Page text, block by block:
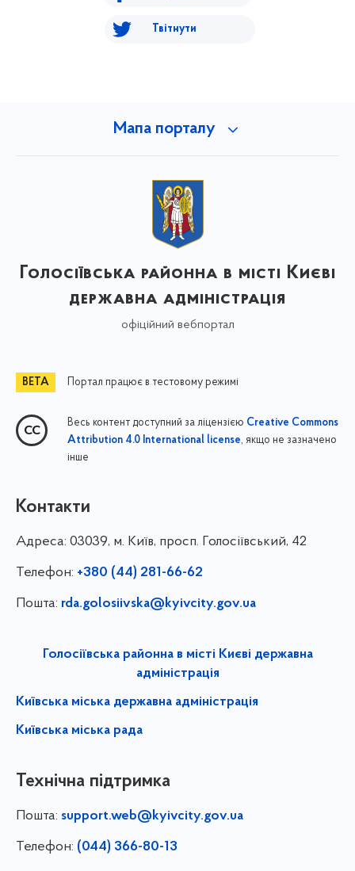
Твітнути
Мапа порталу
Голосіївська районна в місті Києві
державна адміністрація
офіційний вебпортал
Портал працює в тестовому режимі
Весь контент доступний за ліцензією Creative Commons
Attribution 4.0 International license, якщо не зазначено
інше
Контакти
Адреса: 03039, м. Київ, просп. Голосіївський, 42
Телефон: +380 (44) 281-66-62
Пошта: rda.golosiivska@kyivcity.gov.ua
Голосіївська районна в місті Києві державна
адміністрація
Київська міська державна адміністрація
Київська міська рада
Технічна підтримка
Пошта: support.web@kyivcity.gov.ua
Телефон: (044) 366-80-13